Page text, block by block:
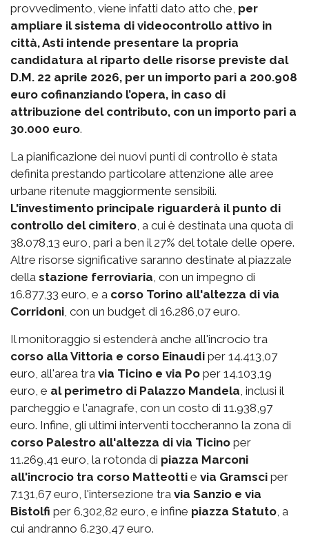
provvedimento, viene infatti dato atto che, per
ampliare il sistema di videocontrollo attivo in
città, Asti intende presentare la propria
candidatura al riparto delle risorse previste dal
D.M. 22 aprile 2026, per un importo pari a 200.908
euro cofinanziando l’opera, in caso di
attribuzione del contributo, con un importo pari a
30.000 euro.
La pianificazione dei nuovi punti di controllo è stata
definita prestando particolare attenzione alle aree
urbane ritenute maggiormente sensibili.
L'investimento principale riguarderà il punto di
controllo del cimitero , a cui è destinata una quota di
38.078,13 euro, pari a ben il 27% del totale delle opere.
Altre risorse significative saranno destinate al piazzale
della stazione ferroviaria , con un impegno di
16.877,33 euro, e a corso Torino all'altezza di via
Corridoni , con un budget di 16.286,07 euro.
Il monitoraggio si estenderà anche all'incrocio tra
corso alla Vittoria e corso Einaudi per 14.413,07
euro, all'area tra via Ticino e via Po per 14.103,19
euro, e al perimetro di Palazzo Mandela , inclusi il
parcheggio e l'anagrafe, con un costo di 11.938,97
euro. Infine, gli ultimi interventi toccheranno la zona di
corso Palestro all'altezza di via Ticino per
11.269,41 euro, la rotonda di piazza Marconi
all'incrocio tra corso Matteotti e via Gramsci per
7.131,67 euro, l'intersezione tra via Sanzio e via
Bistolfi per 6.302,82 euro, e infine piazza Statuto , a
cui andranno 6.230,47 euro.